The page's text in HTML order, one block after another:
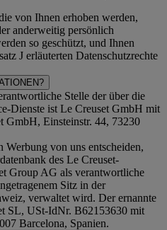
von Ihnen erhoben werden,
anderweitig persönlich
so geschützt, und Ihnen
J erläuterten Datenschutzrechte
Stelle der über die
Dienste ist Le Creuset GmbH mit
GmbH, Einsteinstr. 44, 73230
von uns entscheiden,
des Le Creuset-
Group AG als verantwortliche
Sitz in der
verwaltet wird. Der ernannte
SL, USt-IdNr. B62153630 mit
Barcelona, Spanien.